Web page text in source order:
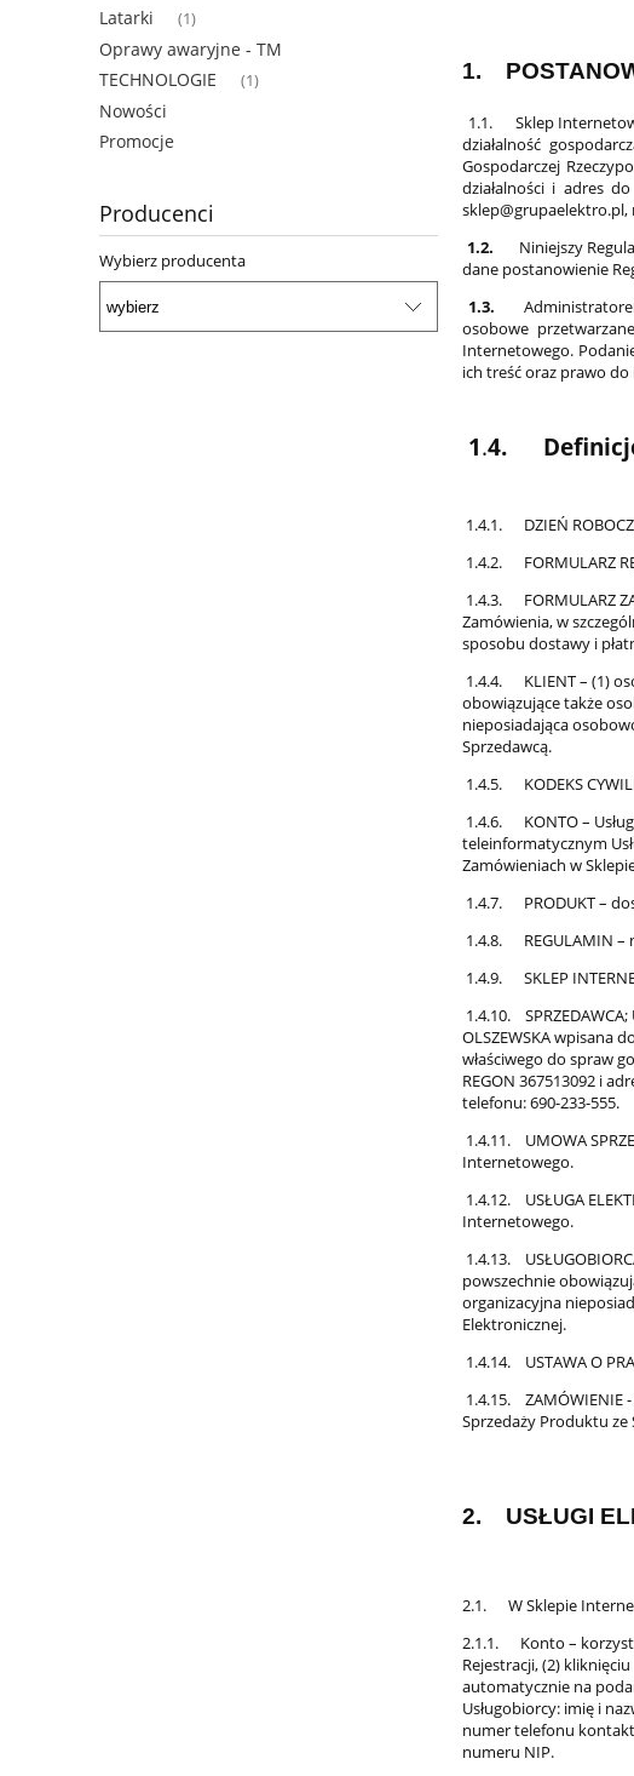
Latarki (1)
Oprawy awaryjne - TM
TECHNOLOGIE
(1)
Nowości
Promocje
Producenci
Wybierz producenta
1.
1.1. Sklep
działalność
Gospodarczej
działalności i adres
sklep@grupaelektro.pl,
1.2. Niniejszy
dane postanowienie
1.3.
osobowe
Internetowego.
ich treść oraz prawo
1.4.
1.4.1. DZIEŃ
1.4.2. FORMULARZ
1.4.3. FORMULARZ
Zamówienia, w
sposobu dostawy i
1.4.4. KLIENT – (1)
obowiązujące także
nieposiadająca
Sprzedawcą.
1.4.5. KODEKS
1.4.6. KONTO –
teleinformatycznym
Zamówieniach w
1.4.7. PRODUKT –
1.4.8. REGULAMIN –
1.4.9. SKLEP
1.4.10. SPRZEDAWCA;
OLSZEWSKA wpisana
właściwego do spraw
REGON 367513092 i
telefonu: 690-233-555.
1.4.11. UMOWA
Internetowego.
1.4.12. USŁUGA
Internetowego.
1.4.13.
powszechnie
organizacyjna
Elektronicznej.
1.4.14. USTAWA O
1.4.15. ZAMÓWIENIE
Sprzedaży Produktu ze
2. USŁUGI
2.1. W Sklepie
2.1.1. Konto –
Rejestracji, (2) kliknięciu
automatycznie na
Usługobiorcy: imię i
numer telefonu
numeru NIP.